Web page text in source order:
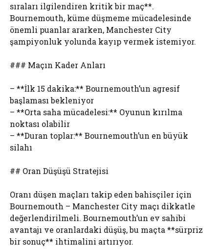
sıraları ilgilendiren kritik bir maç**.
Bournemouth, küme düşmeme mücadelesinde
önemli puanlar ararken, Manchester City
şampiyonluk yolunda kayıp vermek istemiyor.
### Maçın Kader Anları
– **İlk 15 dakika:** Bournemouth’un agresif
başlaması bekleniyor
– **Orta saha mücadelesi:** Oyunun kırılma
noktası olabilir
– **Duran toplar:** Bournemouth’un en büyük
silahı
## Oran Düşüşü Stratejisi
Oranı düşen maçları takip eden bahisçiler için
Bournemouth – Manchester City maçı dikkatle
değerlendirilmeli. Bournemouth’un ev sahibi
avantajı ve oranlardaki düşüş, bu maçta **sürpriz
bir sonuç** ihtimalini artırıyor.